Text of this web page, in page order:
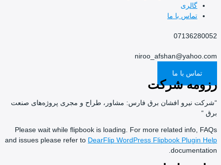
گالری
تماس با ما
07136280052
niroo_afshan@yahoo.com
تماس با ما
رزومه شرکت
“شرکت نیرو افشان برق فارس: مشاور، طراح و مجری پروژه‌های صنعت
برق “
Please wait while flipbook is loading. For more related info, FAQs
and issues please refer to DearFlip WordPress Flipbook Plugin Help
documentation.